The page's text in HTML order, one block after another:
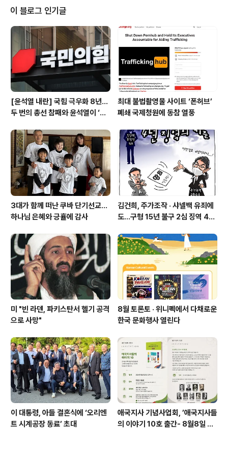
모호성: 트럼프의 미국에서 멕시코와 브라질'이란 2일 자
기고를 통해 동맹국, 경쟁국을 가리지 않는 도널드 트럼프
미 대통령의 '관세 폭력'에 대한 클라우디아 셰인바움(63)
멕시코 대통령의 접근법을 이렇게 표현했다. 루이스 이나
시오 룰라 다 실바 브라질 대통령의 접근법은 '전략적 모호
성'(Str..
이 블로그 인기글
[윤석열 내란] 국힘 극우화 8년…
두 번의 총선 참패와 윤석열이 ‘폭
최대 불법촬영물 사이트 ‘폰허브’
폐쇄 국제청원에 동참 열풍
3대가 함께 떠난 쿠바 단기선교...
하나님 은혜와 긍휼에 감사
김건희, 주가조작 · 샤넬백 유죄에
도…구형 15년 불구 2심 징역 4년
미 "빈 라덴, 파키스탄서 헬기 공격
으로 사망"
8월 토론토 · 위니펙에서 다채로운
한국 문화행사 열린다
이 대통령, 아들 결혼식에 ‘오리엔
트 시계공장 동료’ 초대
애국지사 기념사업회, ’애국지사들
의 이야기 10호 출간- 8월8일 출